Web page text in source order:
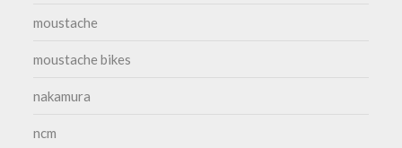
moustache
moustache bikes
nakamura
ncm